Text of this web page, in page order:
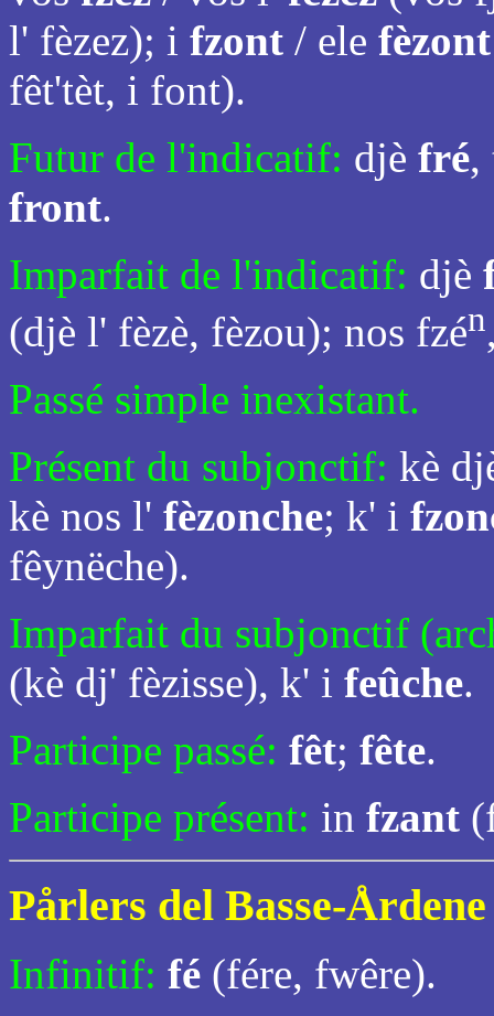
l' fèzez); i fzont / ele fèzont
fêt'tèt, i font).
Futur de l'indicatif: djè fré,
front.
Imparfait de l'indicatif: djè
(djè l' fèzè, fèzou); nos fzén
Passé simple inexistant.
Présent du subjonctif: kè
kè nos l' fèzonche; k' i
fêynëche).
Imparfait du subjonctif
(kè dj' fèzisse), k' i feûche.
Participe passé: fêt; fête.
Participe présent: in fzant
Pårlers del Basse-Årdene
Infinitif: fé (fére, fwêre).